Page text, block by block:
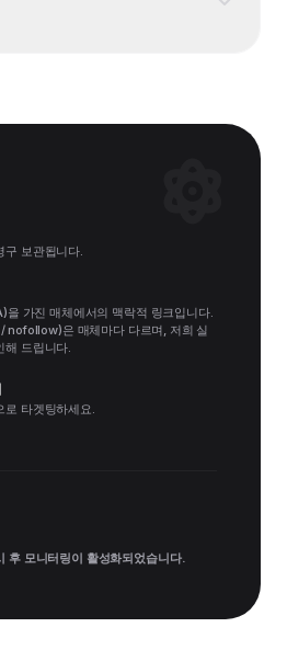
구 보관됩니다.
을 가진 매체에서의 맥락적 링크입니다.
nofollow)은 매체마다 다르며, 저희 실
해 드립니다.
로 타겟팅하세요.
후 모니터링이 활성화되었습니다.